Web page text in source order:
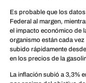
Es probable que los
Federal al margen,
el impacto económico de
organismo están cada
subido rápidamente
en los precios de la
La inflación subió a 3,3%